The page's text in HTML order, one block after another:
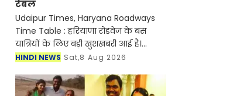
टेबल
Udaipur Times, Haryana Roadways
Time Table : हरियाणा रोडवेज के बस
यात्रियों के लिए बड़ी खुशखबरी आई है।
रोडवेज की पंचकूला से टोहाना समेत इन
टाइम टेबल जारी हो गया है।
HINDI NEWS Sat,8 Aug 2026